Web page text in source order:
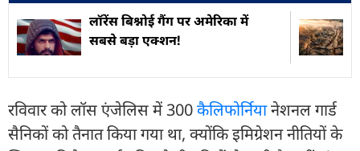
लॉरेंस बिश्नोई गैंग पर अमेरिका में
सबसे बड़ा एक्शन!
रविवार को लॉस एंजेलिस में 300कैलिफोर्नियानेशनल गार्ड
सैनिकों को तैनात किया गया था, क्योंकि इमिग्रेशन नीतियों के